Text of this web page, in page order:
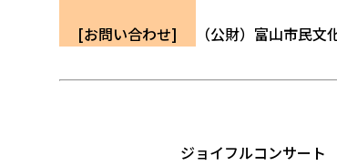
[お問い合わせ] （公財）富山市民
ジョイフルコンサー